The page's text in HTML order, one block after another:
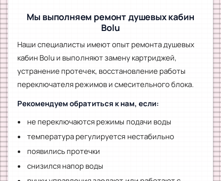
Мы выполняем ремонт душевых кабин
Bolu
Наши специалисты имеют опыт ремонта душевых
кабин Bolu и выполняют замену картриджей,
устранение протечек, восстановление работы
переключателя режимов и смесительного блока.
Рекомендуем обратиться к нам, если:
не переключаются режимы подачи воды
температура регулируется нестабильно
появились протечки
снизился напор воды